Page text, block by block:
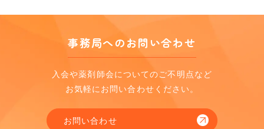
事務局へのお問い合わせ
入会や薬剤師会についてのご不明点など
お気軽にお問い合わせください。
お問い合わせ